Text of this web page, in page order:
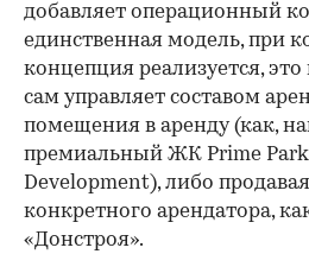
добавляет операционный
единственная модель, при
концепция реализуется, это
сам управляет составом
помещения в аренду (как,
премиальный ЖК Prime Park
Development), либо
конкретного арендатора,
«Донстроя».